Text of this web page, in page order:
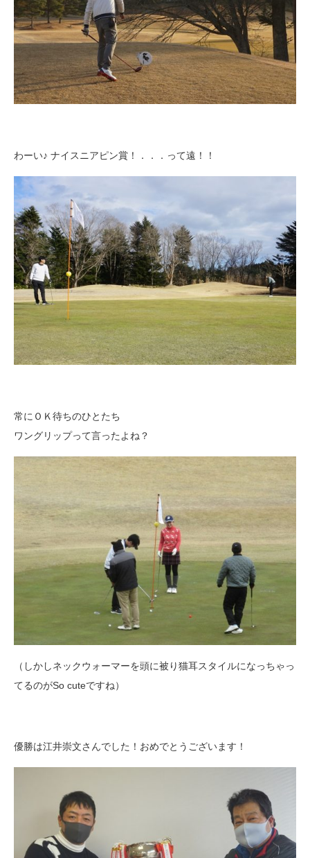
わーい♪ ナイスニアピン賞！．．．って遠！！
常にＯＫ待ちのひとたち
ワングリップって言ったよね？
（しかしネックウォーマーを頭に被り猫耳スタイルになっちゃっ
てるのがSo cuteですね）
優勝は江井崇文さんでした！おめでとうございます！